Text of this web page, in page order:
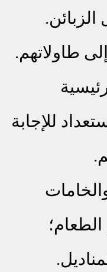
طاولاتهم.
للإجابة